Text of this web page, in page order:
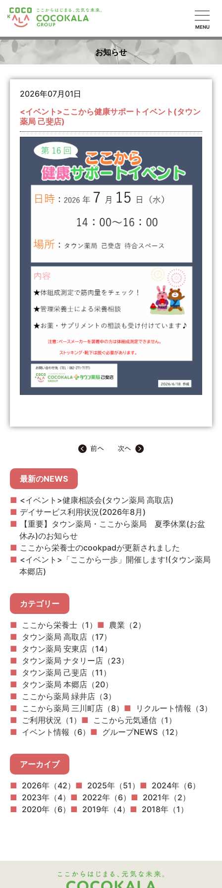
MENU
お知らせ
2026年07月01日
<イベント>ここから健康サポートイベント(タウン
薬局 己斐店)
最新のNEWS
<イベント>健康相談会(タウン薬局 高取店)
デイサービス利用状況(2026年8月)
【重要】タウン薬局・ここから薬局 夏季休業(お盆
休み)のお知らせ
ここから栄養士のcookpadが更新されました
<イベント>「ここから一歩」開催します!(タウン薬局
本郷店)
カテゴリー
ここから栄養士（1）
農業（2）
タウン薬局 高取店（17）
タウン薬局 安東店（14）
タウン薬局 ナタリー店（23）
タウン薬局 己斐店（11）
タウン薬局 本郷店（20）
ここから薬局 緑井店（3）
ここから薬局 三川町店（8）
リクルート情報（3）
ご利用状況（1）
ここから元気通信（1）
イベント情報（6）
グループNEWS（12）
アーカイブ
2026年（42） 2025年（51）
2024年（6）
2023年（4）
2022年（6）
2021年（2）
2020年（6）
2019年（4） 2018年（1）